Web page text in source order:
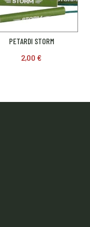
PETARDI STORM
2,00 €